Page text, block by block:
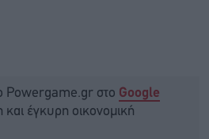
Powergame.gr στο Google
και έγκυρη οικονομική